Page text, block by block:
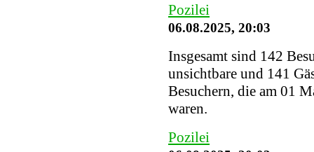
Pozilei
06.08.2025, 20:03
Insgesamt sind 142
unsichtbare und 141
Besuchern, die am 01
waren.
Pozilei